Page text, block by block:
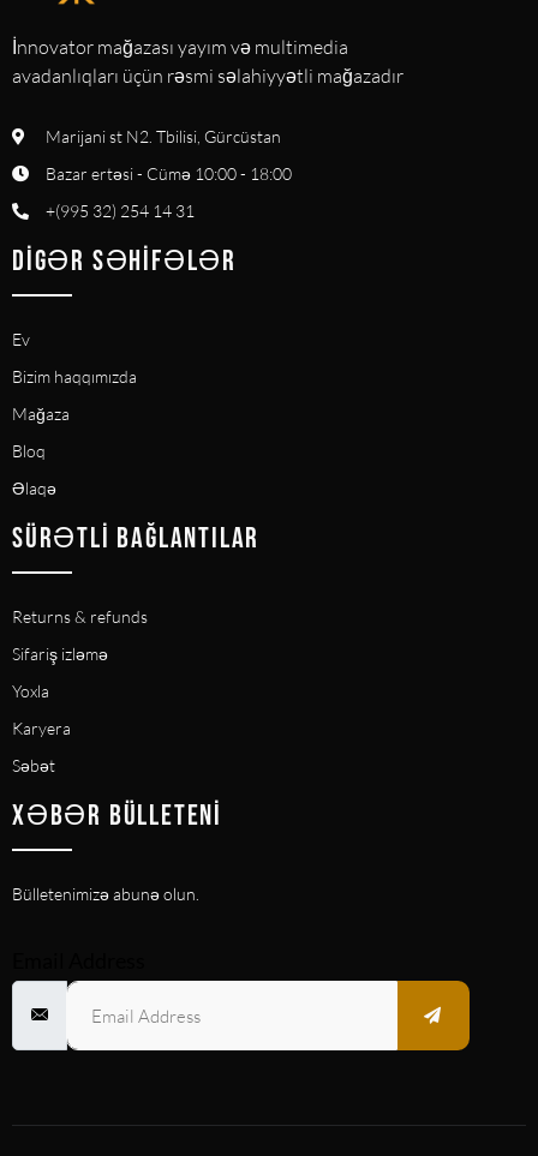
İnnovator mağazası yayım və multimedia
avadanlıqları üçün rəsmi səlahiyyətli mağazadır
Marijani st N2. Tbilisi, Gürcüstan
Bazar ertəsi - Cümə 10:00 - 18:00
+(995 32) 254 14 31
DIGƏR SƏHIFƏLƏR
Ev
Bizim haqqımızda
Mağaza
Bloq
Əlaqə
SÜRƏTLI BAĞLANTILAR
Returns & refunds
Sifariş izləmə
Yoxla
Karyera
Səbət
XƏBƏR BÜLLETENI
Bülletenimizə abunə olun.